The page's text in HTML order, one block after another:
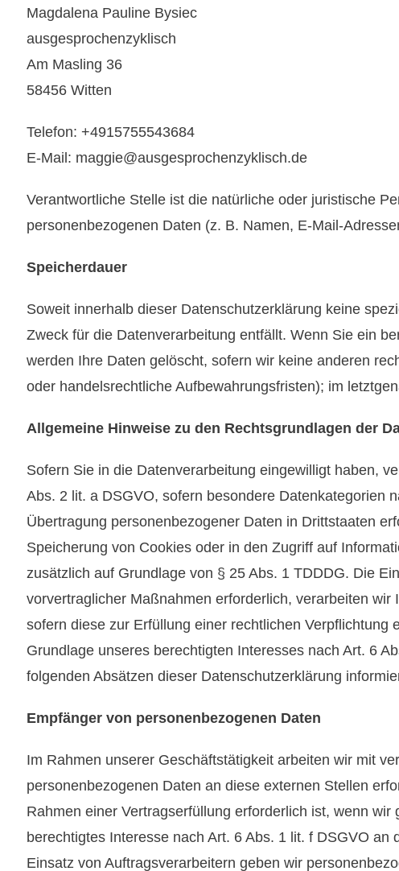
Magdalena Pauline Bysiec
ausgesprochenzyklisch
Am Masling 36
58456 Witten
Telefon: +4915755543684
E-Mail: maggie@ausgesprochenzyklisch.de
Verantwortliche Stelle ist die natürliche oder juristische
personenbezogenen Daten (z. B. Namen, E-Mail-
Speicherdauer
Soweit innerhalb dieser Datenschutzerklärung keine
Zweck für die Datenverarbeitung entfällt. Wenn Sie ein
werden Ihre Daten gelöscht, sofern wir keine anderen
oder handelsrechtliche Aufbewahrungsfristen); im
Allgemeine Hinweise zu den Rechtsgrundlagen der
Sofern Sie in die Datenverarbeitung eingewilligt haben,
Abs. 2 lit. a DSGVO, sofern besondere Datenkategorien
Übertragung personenbezogener Daten in Drittstaaten
Speicherung von Cookies oder in den Zugriff auf
zusätzlich auf Grundlage von § 25 Abs. 1 TDDDG. Die
vorvertraglicher Maßnahmen erforderlich, verarbeiten
sofern diese zur Erfüllung einer rechtlichen
Grundlage unseres berechtigten Interesses nach Art. 6
folgenden Absätzen dieser Datenschutzerklärung
Empfänger von personenbezogenen Daten
Im Rahmen unserer Geschäftstätigkeit arbeiten wir mit
personenbezogenen Daten an diese externen Stellen
Rahmen einer Vertragserfüllung erforderlich ist, wenn
berechtigtes Interesse nach Art. 6 Abs. 1 lit. f DSGVO
Einsatz von Auftragsverarbeitern geben wir